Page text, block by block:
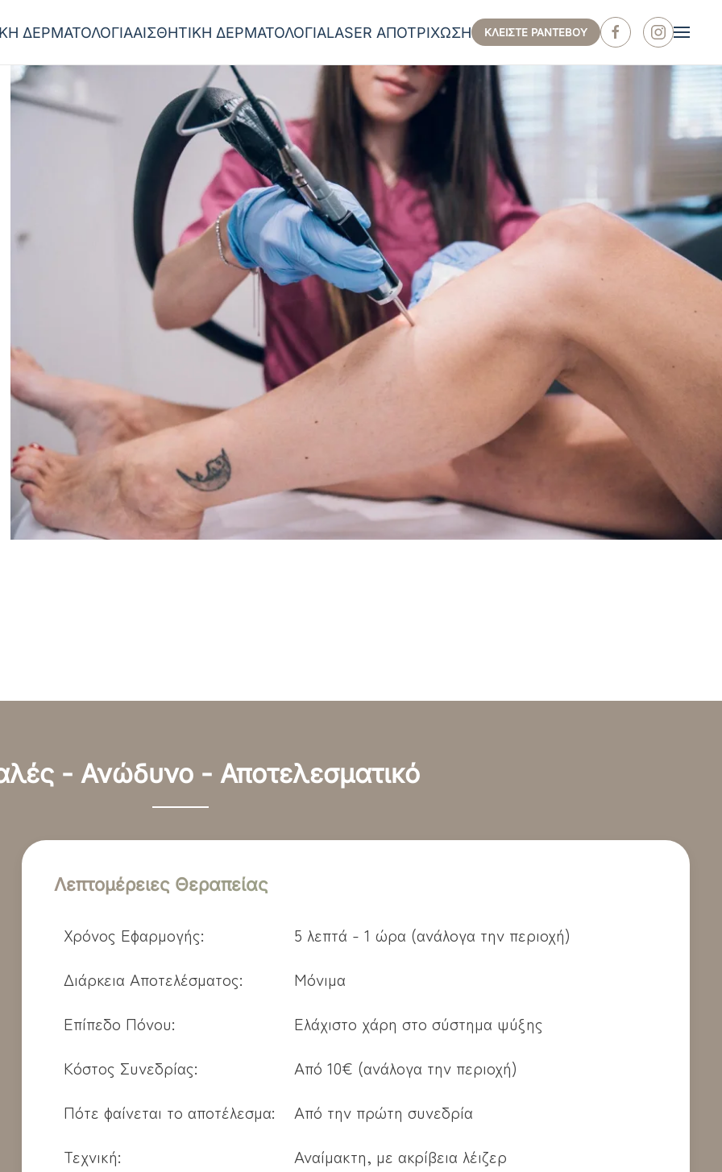
ΔΕΡΜΑΤΟΛΟΓΙΑΑΙΣΘΗΤΙΚΗ ΔΕΡΜΑΤΟΛΟΓΙΑLASER ΑΠΟΤΡΙΧΩΣΗ ΚΛΕΙΣΤΕ ΡΑΝΤΕΒΟΥ
- Ανώδυνο - Αποτελεσματικό
Λεπτομέρειες Θεραπείας
Χρόνος Εφαρμογής:
5 λεπτά - 1 ώρα (ανάλογα την περιοχή)
Διάρκεια Αποτελέσματος:
Μόνιμα
Επίπεδο Πόνου:
Ελάχιστο χάρη στο σύστημα ψύξης
Κόστος Συνεδρίας:
Από 10€ (ανάλογα την περιοχή)
Πότε φαίνεται το αποτέλεσμα:
Από την πρώτη συνεδρία
Τεχνική:
Αναίμακτη, με ακρίβεια λέιζερ